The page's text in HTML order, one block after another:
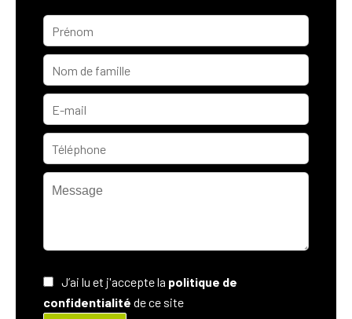
J’ai lu et j'accepte la politique de
confidentialité de ce site